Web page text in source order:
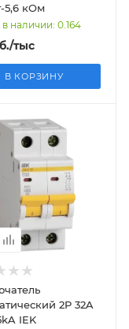
5,6 кОм
в наличии: 0.164
/тыс
В КОРЗИНУ
2P 32A
IEK